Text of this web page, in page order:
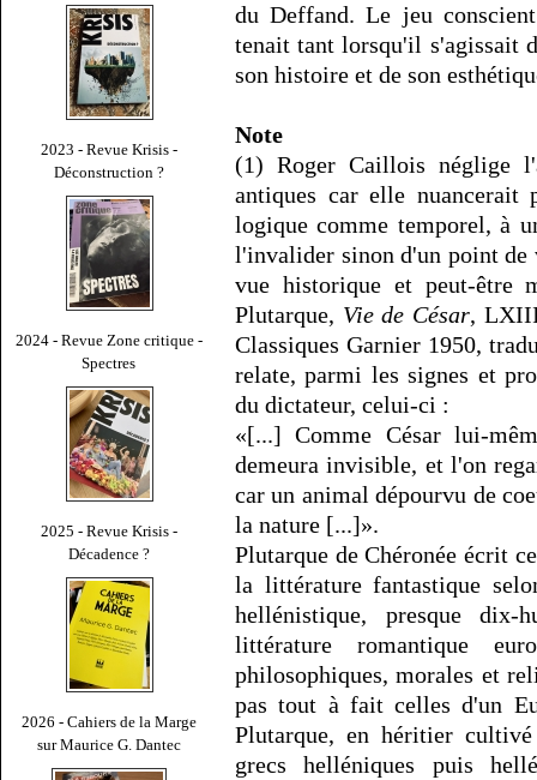
2023 - Revue Krisis -
Déconstruction ?
2024 - Revue Zone critique -
Spectres
2025 - Revue Krisis -
Décadence ?
2026 - Cahiers de la Marge
sur Maurice G. Dantec
du Deffand. Le jeu
tenait tant lorsqu'il s'agissait
son histoire et de son
Note
(1) Roger Caillois néglige
antiques car elle nuancerait
logique comme temporel, à
l'invalider sinon d'un point de
vue historique et peut-être
Plutarque, Vie de César,
Classiques Garnier 1950,
relate, parmi les signes et
du dictateur, celui-ci :
«[...] Comme César lui-
demeura invisible, et l'on
car un animal dépourvu de
la nature [...]».
Plutarque de Chéronée écrit
la littérature fantastique
hellénistique, presque
littérature romantique
philosophiques, morales et
pas tout à fait celles d'un
Plutarque, en héritier cultivé
grecs helléniques puis